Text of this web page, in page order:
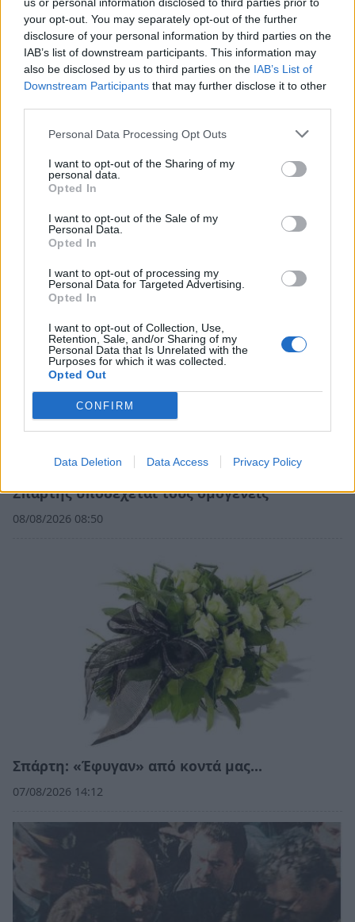
your opt-out. You may separately opt-out of the further
disclosure of your personal information by third parties on the
IAB’s list of downstream participants. This information may
also be disclosed by us to third parties on the IAB’s List of
Downstream Participants that may further disclose it to other
Personal Data Processing Opt Outs
I want to opt-out of the Sharing of my
personal data.
Opted In
I want to opt-out of the Sale of my
Personal Data.
Opted In
I want to opt-out of processing my
Personal Data for Targeted Advertising.
Opted In
I want to opt-out of Collection, Use,
Retention, Sale, and/or Sharing of my
Personal Data that Is Unrelated with the
Purposes for which it was collected.
Opted Out
CONFIRM
Data Deletion Data Access Privacy Policy
Λακωνία: Το τελευταίο δρομολόγιο «γη -
08/08/2026 09:05
Σπάρτης υποδέχεται τους ομογενείς
08/08/2026 08:50
Σπάρτη: «Έφυγαν» από κοντά μας…
07/08/2026 14:12